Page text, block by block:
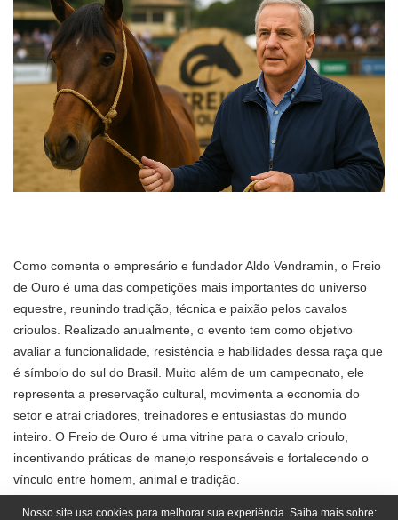
Como comenta o empresário e fundador Aldo Vendramin, o Freio
de Ouro é uma das competições mais importantes do universo
equestre, reunindo tradição, técnica e paixão pelos cavalos
crioulos. Realizado anualmente, o evento tem como objetivo
avaliar a funcionalidade, resistência e habilidades dessa raça que
é símbolo do sul do Brasil. Muito além de um campeonato, ele
representa a preservação cultural, movimenta a economia do
setor e atrai criadores, treinadores e entusiastas do mundo
inteiro. O Freio de Ouro é uma vitrine para o cavalo crioulo,
incentivando práticas de manejo responsáveis e fortalecendo o
vínculo entre homem, animal e tradição.
Nosso site usa cookies para melhorar sua experiência. Saiba mais sobre: